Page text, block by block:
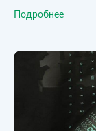
Подробнее